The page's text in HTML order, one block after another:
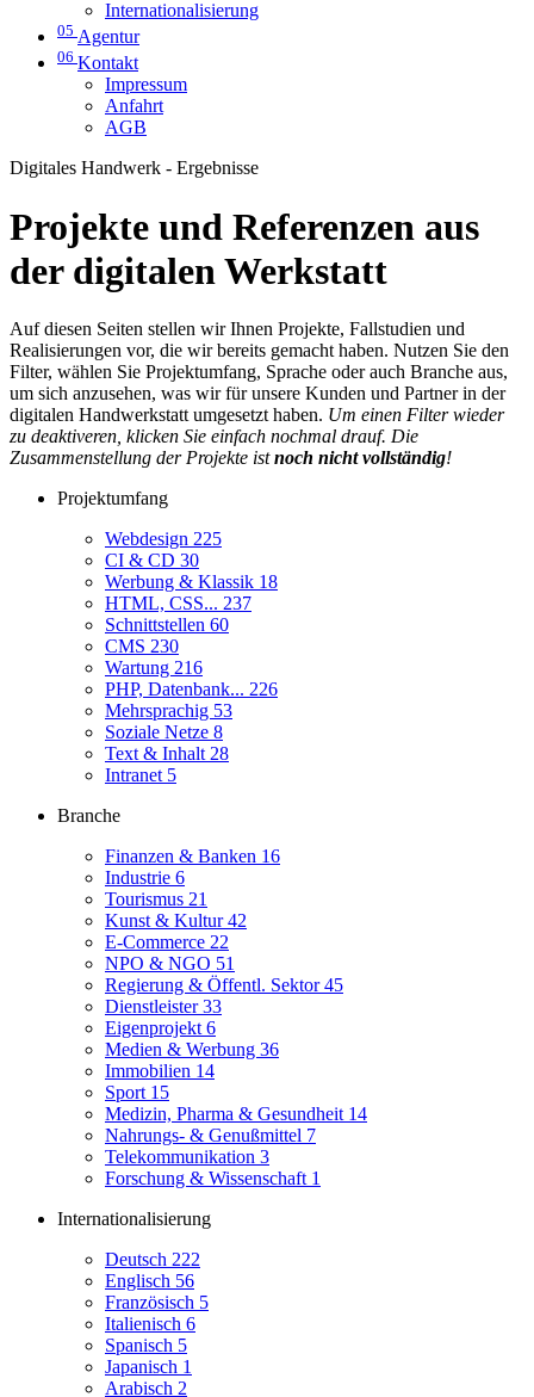
Internationalisierung
05 Agentur
06 Kontakt
Impressum
Anfahrt
AGB
Digitales Handwerk - Ergebnisse
Projekte und Referenzen aus
der digitalen Werkstatt
Auf diesen Seiten stellen wir Ihnen Projekte, Fallstudien und
Realisierungen vor, die wir bereits gemacht haben. Nutzen Sie den
Filter, wählen Sie Projektumfang, Sprache oder auch Branche aus,
um sich anzusehen, was wir für unsere Kunden und Partner in der
digitalen Handwerkstatt umgesetzt haben. Um einen Filter wieder
zu deaktiveren, klicken Sie einfach nochmal drauf. Die
Zusammenstellung der Projekte istnoch nicht vollständig!
Projektumfang
Webdesign 225
CI & CD 30
Werbung & Klassik 18
HTML, CSS... 237
Schnittstellen 60
CMS 230
Wartung 216
PHP, Datenbank... 226
Mehrsprachig 53
Soziale Netze 8
Text & Inhalt 28
Intranet 5
Branche
Finanzen & Banken 16
Industrie 6
Tourismus 21
Kunst & Kultur42
E-Commerce 22
NPO & NGO 51
Regierung & Öffentl. Sektor45
Dienstleister33
Eigenprojekt 6
Medien & Werbung 36
Immobilien 14
Sport 15
Medizin, Pharma & Gesundheit 14
Nahrungs- & Genußmittel 7
Telekommunikation 3
Forschung & Wissenschaft 1
Internationalisierung
Deutsch 222
Englisch 56
Französisch 5
Italienisch 6
Spanisch 5
Japanisch 1
Arabisch 2